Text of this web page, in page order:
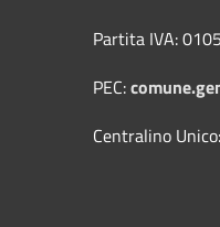
Partita IVA:
PEC:
Centralino